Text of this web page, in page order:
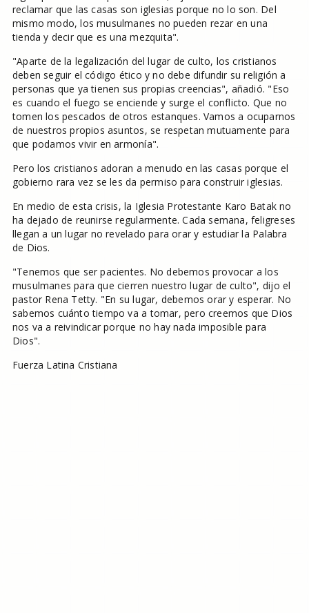
reclamar que las casas son iglesias porque no lo son. Del
mismo modo, los musulmanes no pueden rezar en una
tienda y decir que es una mezquita".
"Aparte de la legalización del lugar de culto, los cristianos
deben seguir el código ético y no debe difundir su religión a
personas que ya tienen sus propias creencias", añadió. "Eso
es cuando el fuego se enciende y surge el conflicto. Que no
tomen los pescados de otros estanques. Vamos a ocuparnos
de nuestros propios asuntos, se respetan mutuamente para
que podamos vivir en armonía".
Pero los cristianos adoran a menudo en las casas porque el
gobierno rara vez se les da permiso para construir iglesias.
En medio de esta crisis, la Iglesia Protestante Karo Batak no
ha dejado de reunirse regularmente. Cada semana, feligreses
llegan a un lugar no revelado para orar y estudiar la Palabra
de Dios.
"Tenemos que ser pacientes. No debemos provocar a los
musulmanes para que cierren nuestro lugar de culto", dijo el
pastor Rena Tetty. "En su lugar, debemos orar y esperar. No
sabemos cuánto tiempo va a tomar, pero creemos que Dios
nos va a reivindicar porque no hay nada imposible para
Dios".
Fuerza Latina Cristiana